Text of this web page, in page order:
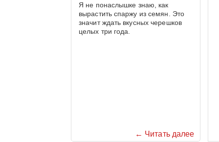
← Читать далее
Я не понаслышке знаю, как
вырастить спаржу из семян. Это
значит ждать вкусных черешков
целых три года.